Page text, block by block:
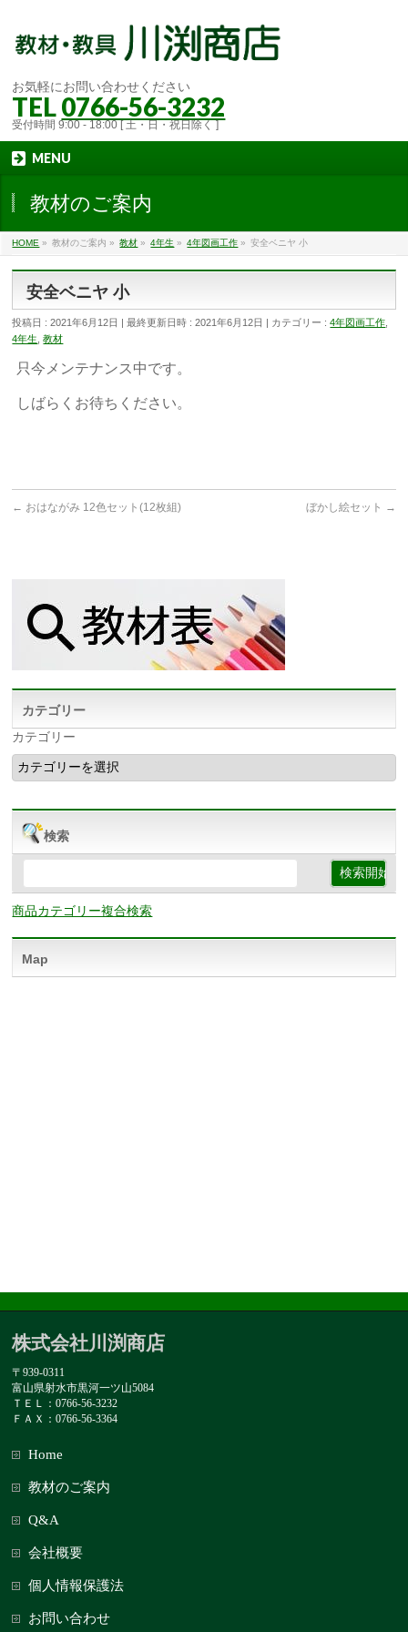
お気軽にお問い合わせください
TEL0766-56-3232
受付時間 9:00 - 18:00 [ 土・日・祝日除く ]
MENU
教材のご案内
HOME » 教材のご案内 » 教材 » 4年生 » 4年図画工作 » 安全ベニヤ 小
安全ベニヤ 小
投稿日 : 2021年6月12日 最終更新日時 : 2021年6月12日 カテゴリー :4年図画工作
4年生 ,教材
只今メンテナンス中です。
しばらくお待ちください。
← おはながみ 12色セット(12枚組) ぼかし絵セット →
カテゴリー
カテゴリー
検索
商品カテゴリー複合検索
Map
株式会社川渕商店
〒939-0311
富山県射水市黒河一ツ山5084
ＴＥＬ：0766-56-3232
ＦＡＸ：0766-56-3364
Home
教材のご案内
Q&A
会社概要
個人情報保護法
お問い合わせ